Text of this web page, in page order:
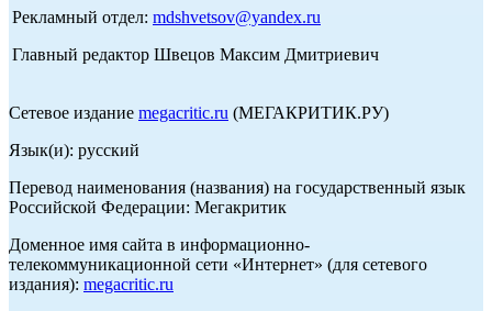
Рекламный отдел: mdshvetsov@yandex.ru
Главный редактор Швецов Максим Дмитриевич
Сетевое издание megacritic.ru (МЕГАКРИТИК.РУ)
Язык(и): русский
Перевод наименования (названия) на государственный язык
Российской Федерации: Мегакритик
Доменное имя сайта в информационно-
телекоммуникационной сети «Интернет» (для сетевого
издания): megacritic.ru